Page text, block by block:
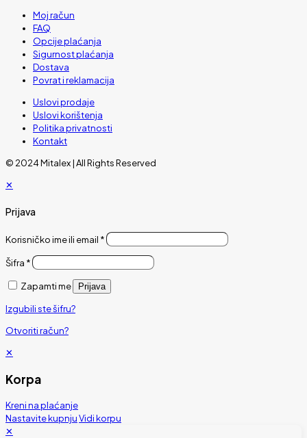
Moj račun
FAQ
Opcije plaćanja
Sigurnost plaćanja
Dostava
Povrat i reklamacija
Uslovi prodaje
Uslovi korištenja
Politika privatnosti
Kontakt
© 2024 Mitalex | All Rights Reserved
✕
Prijava
Korisničko ime ili email *
Šifra *
Zapamti me Prijava
Izgubili ste šifru?
Otvoriti račun?
✕
Korpa
Kreni na plaćanje
Nastavite kupnjuVidi korpu
✕